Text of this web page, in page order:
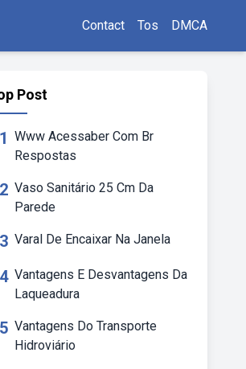
Contact Tos DMCA
Post
Www Acessaber Com Br
Respostas
Vaso Sanitário 25 Cm Da
Parede
Varal De Encaixar Na Janela
Vantagens E Desvantagens Da
Laqueadura
Vantagens Do Transporte
Hidroviário